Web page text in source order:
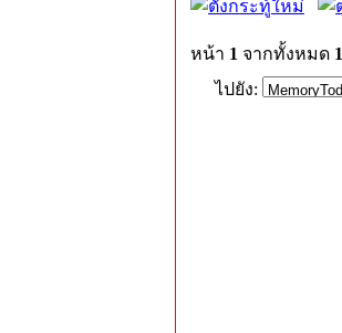
หน้า 1 จากทั้งหมด 1
ไปยัง: